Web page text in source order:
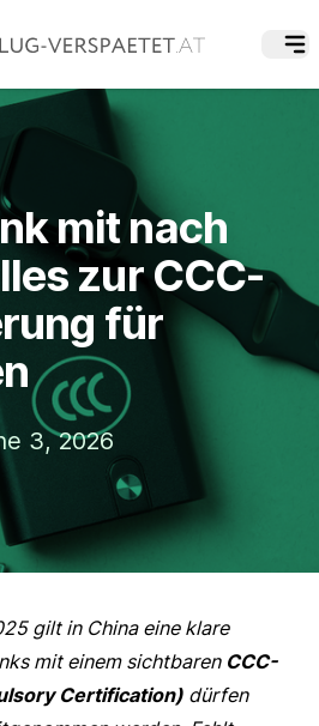
mit nach
zur CCC-
für
3, 2026
gilt in China eine klare
mit einem sichtbaren CCC-
Certification) dürfen